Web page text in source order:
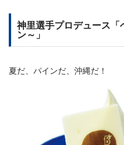
神里選手プロデュース
ン～」
夏だ、パインだ、沖縄だ！